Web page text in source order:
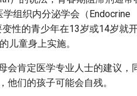
组织内分泌学会（Endocrine
性的青少年在13岁或14岁就
儿童身上实施。
会肯定医学专业人士的建议，
们的孩子可能会自残。